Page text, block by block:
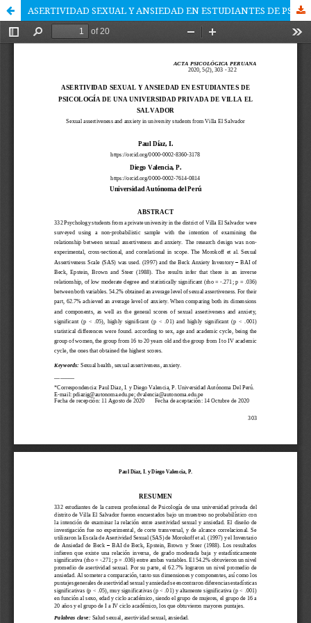
ASERTIVIDAD SEXUAL Y ANSIEDAD EN ESTUDIANTES DE PSICOLOGÍA DE UNA UNIVERSIDAD PRIVADA DE VILLA EL SALVADOR